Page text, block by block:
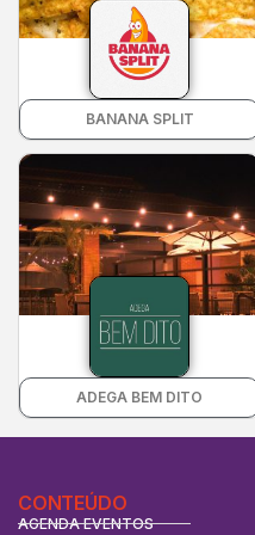
BANANA SPLIT
ADEGA BEM DITO
CONTEÚDO
AGENDA EVENTOS